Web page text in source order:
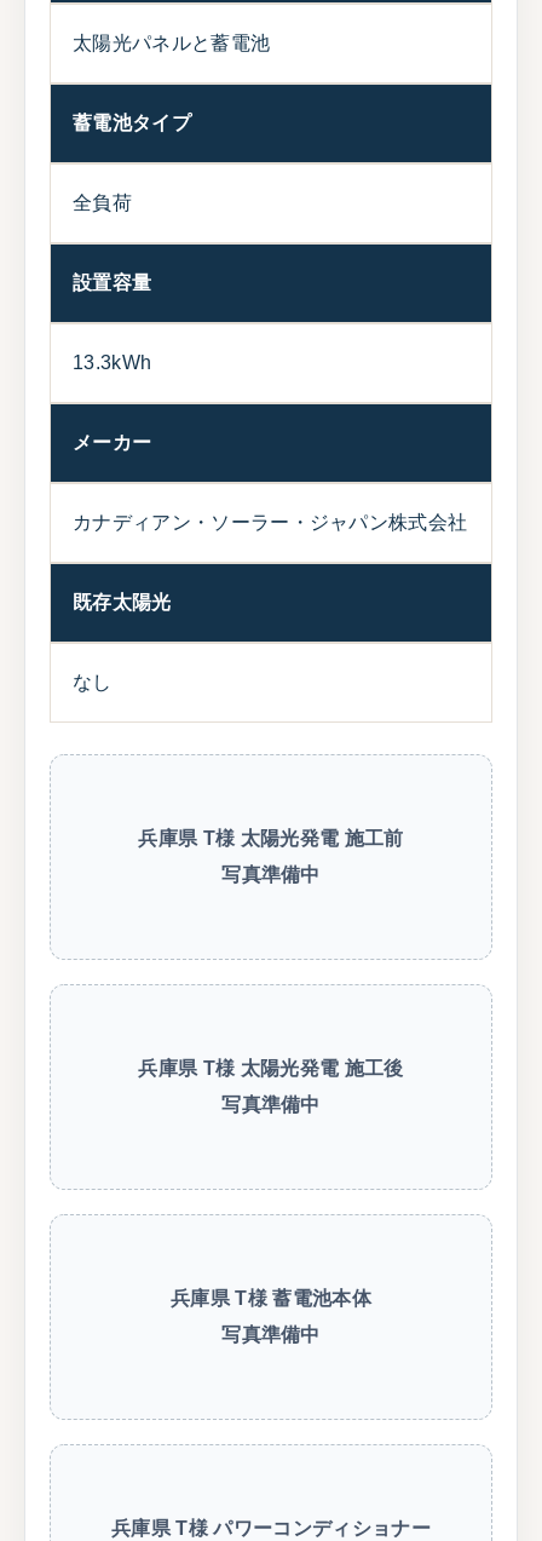
太陽光パネルと蓄電池
蓄電池タイプ
全負荷
設置容量
13.3kWh
メーカー
カナディアン・ソーラー・ジャパン株式会社
既存太陽光
なし
兵庫県 T様 太陽光発電 施工前
写真準備中
兵庫県 T様 太陽光発電 施工後
写真準備中
兵庫県 T様 蓄電池本体
写真準備中
兵庫県 T様 パワーコンディショナー